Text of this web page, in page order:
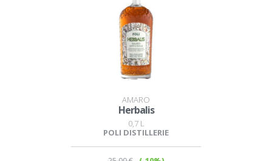
Herbalis
0,7 L
POLI DISTILLERIE
25,00 € (-10%)